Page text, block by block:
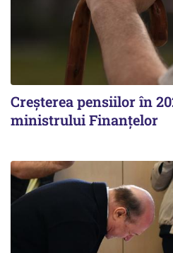
Creșterea pensiilor în
ministrului Finanțelor